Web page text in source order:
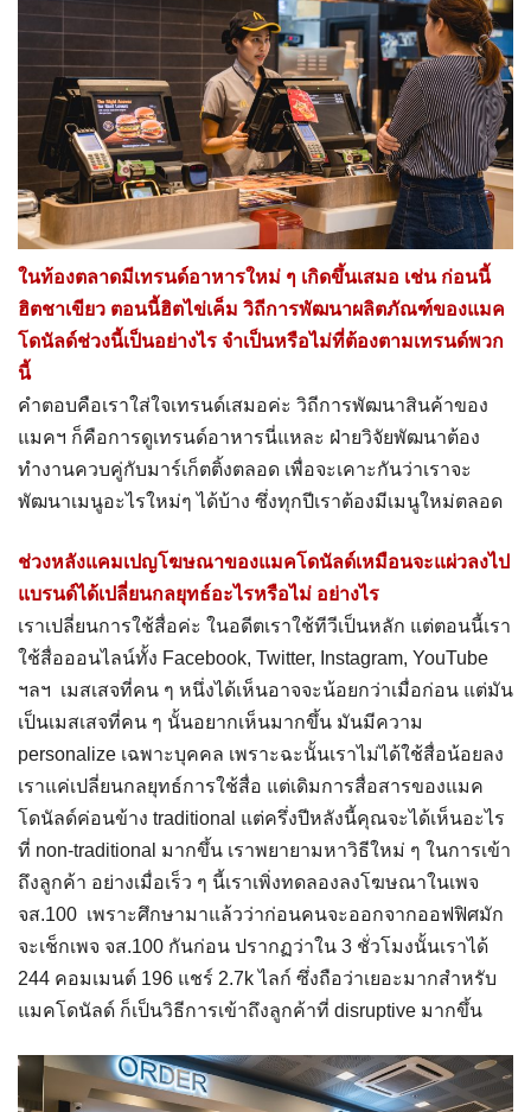
ในท้องตลาดมีเทรนด์อาหารใหม่ ๆ เกิดขึ้นเสมอ เช่น ก่อนนี้
ฮิตชาเขียว ตอนนี้ฮิตไข่เค็ม วิถีการพัฒนาผลิตภัณฑ์ของแมค
โดนัลด์ช่วงนี้เป็นอย่างไร จำเป็นหรือไม่ที่ต้องตามเทรนด์พวก
นี้
คำตอบคือเราใส่ใจเทรนด์เสมอค่ะ วิถีการพัฒนาสินค้าของ
แมคฯ ก็คือการดูเทรนด์อาหารนี่แหละ ฝ่ายวิจัยพัฒนาต้อง
ทำงานควบคู่กับมาร์เก็ตติ้งตลอด เพื่อจะเคาะกันว่าเราจะ
พัฒนาเมนูอะไรใหม่ๆ ได้บ้าง ซึ่งทุกปีเราต้องมีเมนูใหม่ตลอด
ช่วงหลังแคมเปญโฆษณาของแมคโดนัลด์เหมือนจะแผ่วลงไป
แบรนด์ได้เปลี่ยนกลยุทธ์อะไรหรือไม่ อย่างไร
เราเปลี่ยนการใช้สื่อค่ะ ในอดีตเราใช้ทีวีเป็นหลัก แต่ตอนนี้เรา
ใช้สื่อออนไลน์ทั้ง Facebook, Twitter, Instagram, YouTube
ฯลฯ เมสเสจที่คน ๆ หนึ่งได้เห็นอาจจะน้อยกว่าเมื่อก่อน แต่มัน
เป็นเมสเสจที่คน ๆ นั้นอยากเห็นมากขึ้น มันมีความ
personalize เฉพาะบุคคล เพราะฉะนั้นเราไม่ได้ใช้สื่อน้อยลง
เราแค่เปลี่ยนกลยุทธ์การใช้สื่อ แต่เดิมการสื่อสารของแมค
โดนัลด์ค่อนข้าง traditional แต่ครึ่งปีหลังนี้คุณจะได้เห็นอะไร
ที่ non-traditional มากขึ้น เราพยายามหาวิธีใหม่ ๆ ในการเข้า
ถึงลูกค้า อย่างเมื่อเร็ว ๆ นี้เราเพิ่งทดลองลงโฆษณาในเพจ
จส.100 เพราะศึกษามาแล้วว่าก่อนคนจะออกจากออฟฟิศมัก
จะเช็กเพจ จส.100 กันก่อน ปรากฏว่าใน 3 ชั่วโมงนั้นเราได้
244 คอมเมนต์ 196 แชร์ 2.7k ไลก์ ซึ่งถือว่าเยอะมากสำหรับ
แมคโดนัลด์ ก็เป็นวิธีการเข้าถึงลูกค้าที่ disruptive มากขึ้น